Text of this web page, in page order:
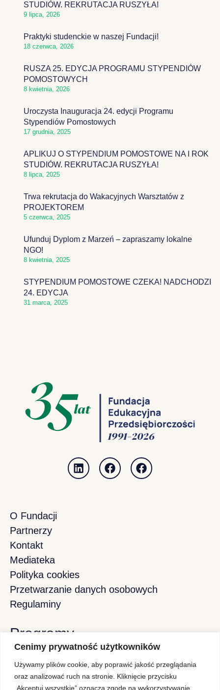
Cenimy prywatność użytkowników
Używamy plików cookie, aby poprawić jakość przeglądania
oraz analizować ruch na stronie. Kliknięcie przycisku
„Akceptuj wszystkie” oznacza zgodę na wykorzystywanie
STUDIÓW. REKRUTACJA RUSZYŁA!
9 lipca, 2026
Praktyki studenckie w naszej Fundacji!
18 czerwca, 2026
RUSZA 25. EDYCJA PROGRAMU STYPENDIÓW
POMOSTOWYCH
8 kwietnia, 2026
Uroczysta Inauguracja 24. edycji Programu
Stypendiów Pomostowych
17 grudnia, 2025
APLIKUJ O STYPENDIUM POMOSTOWE NA I ROK
STUDIÓW. REKRUTACJA RUSZYŁA!
8 lipca, 2025
Trwa rekrutacja do Wakacyjnych Warsztatów z
PROJEKTOREM
5 czerwca, 2025
Ufunduj Dyplom z Marzeń – zapraszamy lokalne
NGO!
8 kwietnia, 2025
STYPENDIUM POMOSTOWE CZEKA! NADCHODZI
24. EDYCJA
31 marca, 2025
O Fundacji
Partnerzy
Kontakt
Mediateka
Polityka cookies
Przetwarzanie danych osobowych
Regulaminy
Programy
Program Stypendiów Pomostowych